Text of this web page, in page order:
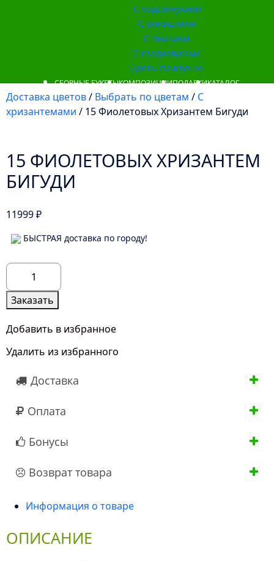
С подсолнухами
С ромашками
С пионами
С гладиолусами
Цветы поштучно
СБОРНЫЕ БУКЕТЫКОМПОЗИЦИИПОДАРКИКАТАЛОГ
Доставка цветов/ Выбрать по цветам / С
хризантемами / 15 Фиолетовых Хризантем Бигуди
15 ФИОЛЕТОВЫХ ХРИЗАНТЕМ
БИГУДИ
11999₽
БЫСТРАЯ доставка по городу!
Количество
товара
15
Фиолетовых
Хризантем
Заказать
Добавить в избранное
Удалить из избранного
Доставка
Оплата
Бонусы
Возврат товара
Информация о товаре
ОПИСАНИЕ